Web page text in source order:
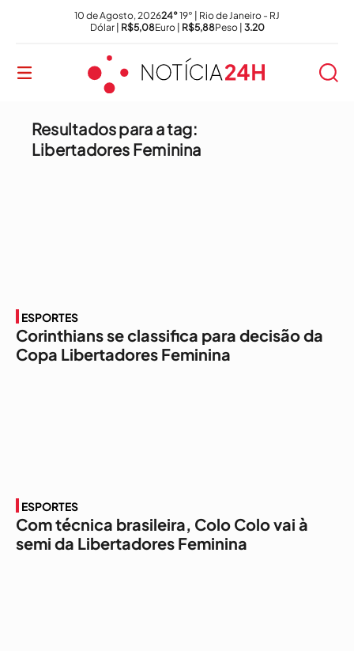
10 de Agosto, 202624°19° | Rio de Janeiro - RJ
Dólar | R$5,08Euro | R$5,88Peso | 3.20
Resultados para a tag:
Libertadores Feminina
ESPORTES
Corinthians se classifica para decisão da
Copa Libertadores Feminina
ESPORTES
Com técnica brasileira, Colo Colo vai à
semi da Libertadores Feminina